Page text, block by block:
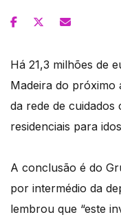
Há 21,3 milhões de
Madeira do próximo
da rede de cuidados
residenciais para
A conclusão é do
por intermédio da
lembrou que “este